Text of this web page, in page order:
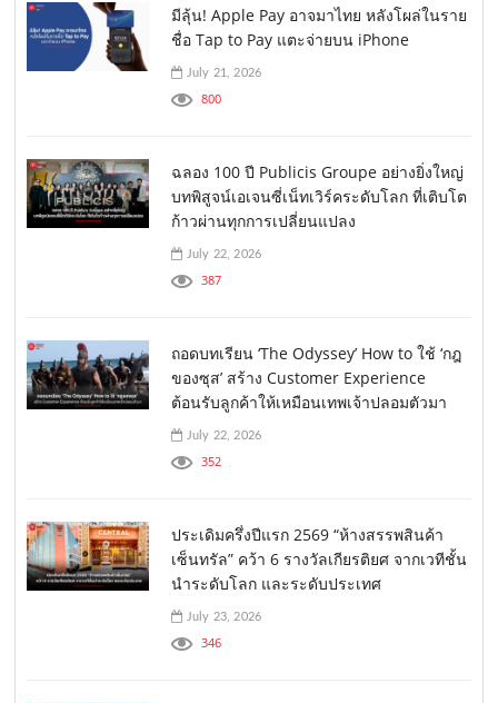
มีลุ้น! Apple Pay อาจมาไทย หลังโผล่ในราย
ชื่อ Tap to Pay แตะจ่ายบน iPhone
July 21, 2026
800
ฉลอง 100 ปี Publicis Groupe อย่างยิ่งใหญ่
บทพิสูจน์เอเจนซี่เน็ทเวิร์คระดับโลก ที่เติบโต
ก้าวผ่านทุกการเปลี่ยนแปลง
July 22, 2026
387
ถอดบทเรียน ‘The Odyssey’ How to ใช้ ‘กฎ
ของซุส’ สร้าง Customer Experience
ต้อนรับลูกค้าให้เหมือนเทพเจ้าปลอมตัวมา
July 22, 2026
352
ประเดิมครึ่งปีแรก 2569 “ห้างสรรพสินค้า
เซ็นทรัล” คว้า 6 รางวัลเกียรติยศ จากเวทีชั้น
นำระดับโลก และระดับประเทศ
July 23, 2026
346